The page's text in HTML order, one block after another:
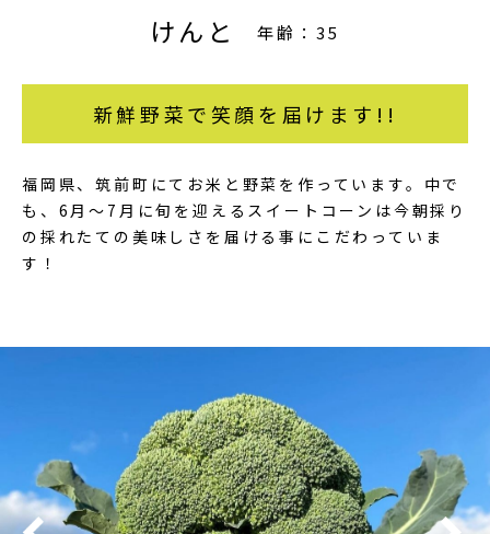
けんと 年齢：35
新鮮野菜で笑顔を届けます!!
福岡県、筑前町にてお米と野菜を作っています。中で
も、6月〜7月に旬を迎えるスイートコーンは今朝採り
の採れたての美味しさを届ける事にこだわっていま
す！